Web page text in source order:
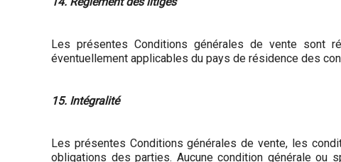
Les présentes Conditions générales de vente sont
éventuellement applicables du pays de résidence des
15. Intégralité
Les présentes Conditions générales de vente, les
obligations des parties. Aucune condition générale ou